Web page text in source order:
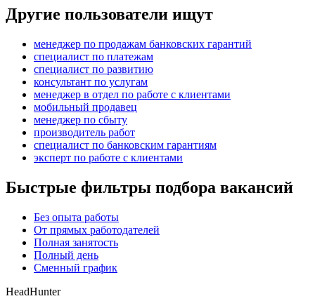
Другие пользователи ищут
менеджер по продажам банковских гарантий
специалист по платежам
специалист по развитию
консультант по услугам
менеджер в отдел по работе с клиентами
мобильный продавец
менеджер по сбыту
производитель работ
специалист по банковским гарантиям
эксперт по работе с клиентами
Быстрые фильтры подбора вакансий
Без опыта работы
От прямых работодателей
Полная занятость
Полный день
Сменный график
HeadHunter